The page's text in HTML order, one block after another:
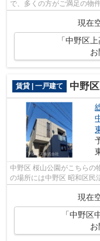
で、多くの方がご満足の物
現在
「中野区
賃貸 | 一戸建て 中野
中野区 桜山公園がこちらの
の場所には中野区 昭和区民
探すなら、中野区はいかが
現在
「中野区